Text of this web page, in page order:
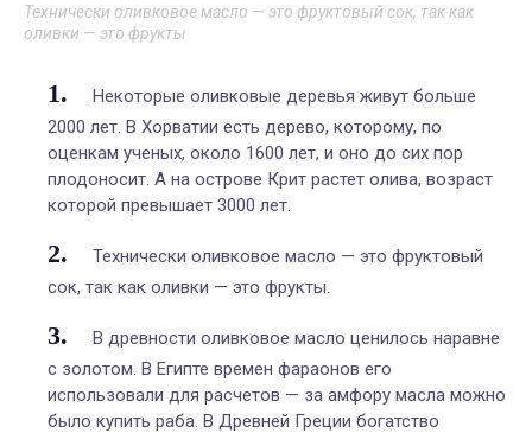
Технически оливковое масло — это фруктовый сок, так как
оливки — это фрукты
Некоторые оливковые деревья живут больше
2000 лет. В Хорватии есть дерево, которому, по
оценкам ученых, около 1600 лет, и оно до сих пор
плодоносит. А на острове Крит растет олива, возраст
которой превышает 3000 лет.
Технически оливковое масло — это фруктовый
сок, так как оливки — это фрукты.
В древности оливковое масло ценилось наравне
с золотом. В Египте времен фараонов его
использовали для расчетов — за амфору масла можно
было купить раба. В Древней Греции богатство